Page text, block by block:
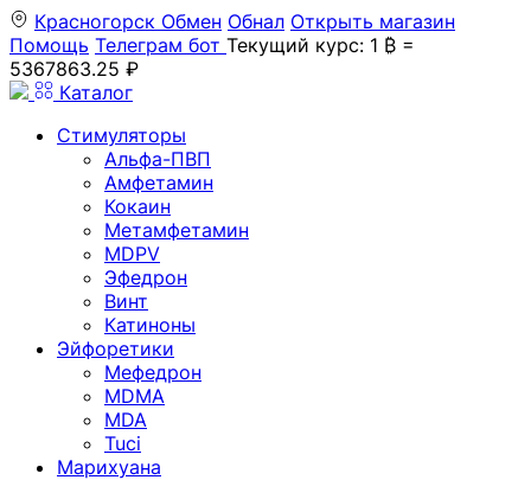
Красногорск Обмен Обнал Открыть магазин
Помощь Телеграм бот Текущий курс: 1 ₿ =
5367863.25 ₽
Каталог
Стимуляторы
Альфа-ПВП
Амфетамин
Кокаин
Метамфетамин
MDPV
Эфедрон
Винт
Катиноны
Эйфоретики
Мефедрон
MDMA
MDA
Tuci
Марихуана